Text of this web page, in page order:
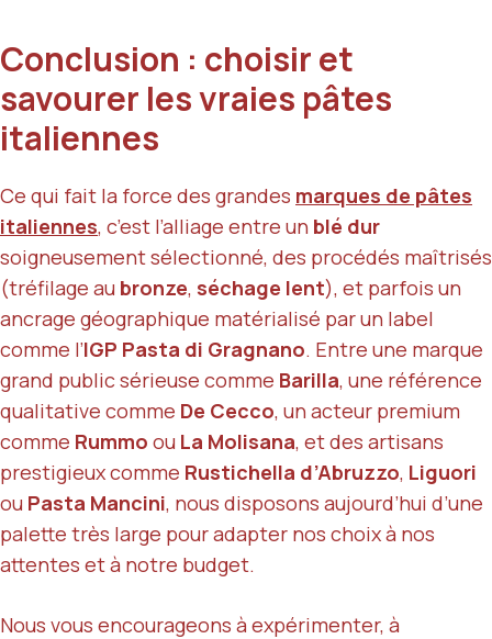
Conclusion : choisir et
savourer les vraies pâtes
italiennes
Ce qui fait la force des grandes marques de pâtes
italiennes, c’est l’alliage entre un blé dur
soigneusement sélectionné, des procédés maîtrisés
(tréfilage au bronze, séchage lent), et parfois un
ancrage géographique matérialisé par un label
comme l’IGP Pasta di Gragnano. Entre une marque
grand public sérieuse comme Barilla, une référence
qualitative comme De Cecco, un acteur premium
comme Rummo ou La Molisana, et des artisans
prestigieux comme Rustichella d’Abruzzo, Liguori
ou Pasta Mancini, nous disposons aujourd’hui d’une
palette très large pour adapter nos choix à nos
attentes et à notre budget.
Nous vous encourageons à expérimenter, à